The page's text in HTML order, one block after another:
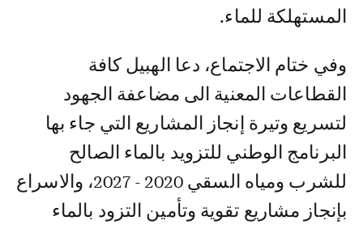
المستهلكة للماء.
وفي ختام الاجتماع، دعا الهبيل كافة
القطاعات المعنية الى مضاعفة الجهود
لتسريع وتيرة إنجاز المشاريع التي جاء بها
البرنامج الوطني للتزويد بالماء الصالح
للشرب ومياه السقي 2020 - 2027، والاسراع
بإنجاز مشاريع تقوية وتأمين التزود بالماء